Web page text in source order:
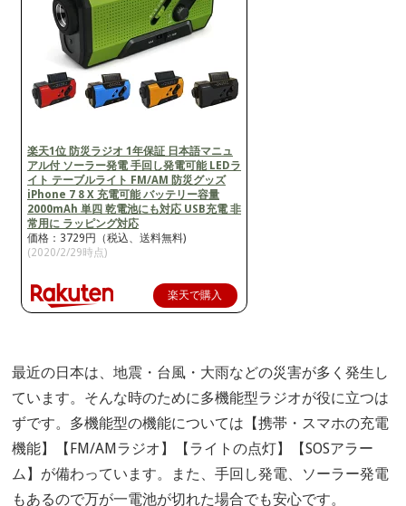
楽天1位 防災ラジオ 1年保証 日本語マニュ
アル付 ソーラー発電 手回し発電可能 LEDラ
イト テーブルライト FM/AM 防災グッズ
iPhone 7 8 X 充電可能 バッテリー容量
2000mAh 単四 乾電池にも対応 USB充電 非
常用に ラッピング対応
価格：3729円（税込、送料無料)
(2020/2/29時点)
楽天で購入
最近の日本は、地震・台風・大雨などの災害が多く発生し
ています。そんな時のために多機能型ラジオが役に立つは
ずです。多機能型の機能については【携帯・スマホの充電
機能】【FM/AMラジオ】【ライトの点灯】【SOSアラー
ム】が備わっています。また、手回し発電、ソーラー発電
もあるので万が一電池が切れた場合でも安心です。